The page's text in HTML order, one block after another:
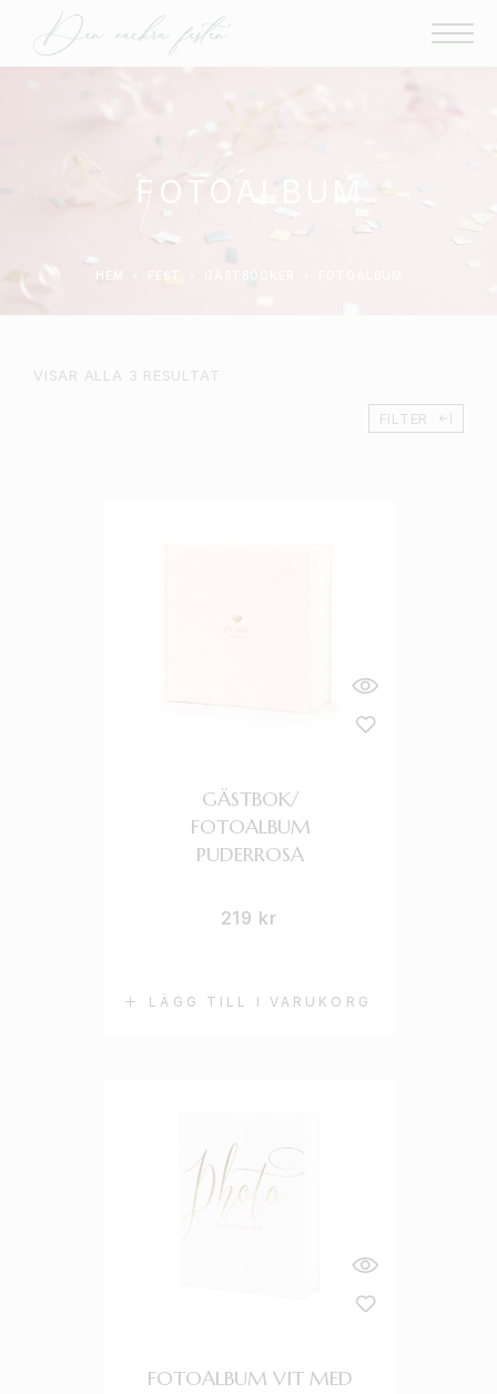
FOTOALBUM
HEM FEST
VISAR ALLA 3 RESULTAT
FILTER
LÄGG TILL I VARUKORG
GÄSTBOK/
FOTOALBUM
PUDERROSA
219 kr
FOTOALBUM VIT MED